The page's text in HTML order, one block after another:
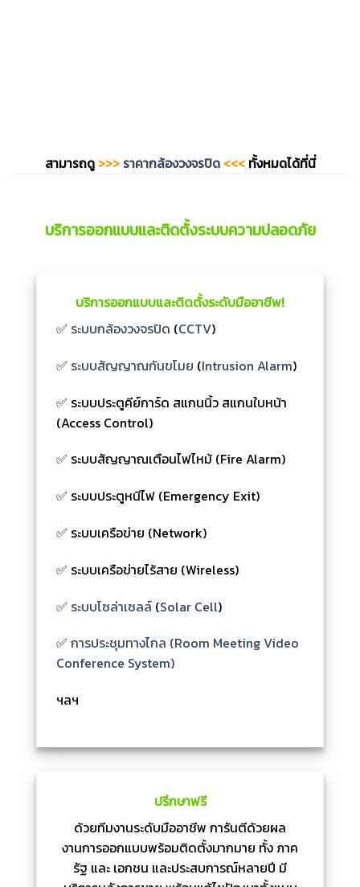
สามารถดู >>>ราคากล้องวงจรปิด <<<ทั้งหมดได้ที่นี่
บริการออกแบบและติดตั้งระบบความปลอดภัย
บริการออกแบบและติดตั้งระดับมืออาชีพ!
✅ ระบบกล้องวงจรปิด (CCTV)
✅ ระบบสัญญาณกันขโมย (Intrusion Alarm)
✅ ระบบประตูคีย์การ์ด สแกนนิ้ว สแกนใบหน้า
(Access Control)
✅ ระบบสัญญาณเตือนไฟไหม้ (Fire Alarm)
✅ ระบบประตูหนีไฟ (Emergency Exit)
✅ ระบบเครือข่าย (Network)
✅ ระบบเครือข่ายไร้สาย (Wireless)
✅ ระบบโซล่าเซลล์ (Solar Cell)
✅ การประชุมทางไกล (Room Meeting Video
Conference System)
ฯลฯ
ปรึกษาฟรี
ด้วยทีมงานระดับมืออาชีพ การันตีด้วยผล
งานการออกแบบพร้อมติดตั้งมากมาย ทั้ง ภาค
รัฐ และ เอกชน และประสบการณ์หลายปี มี